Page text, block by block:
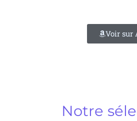
Voir sur
Notre